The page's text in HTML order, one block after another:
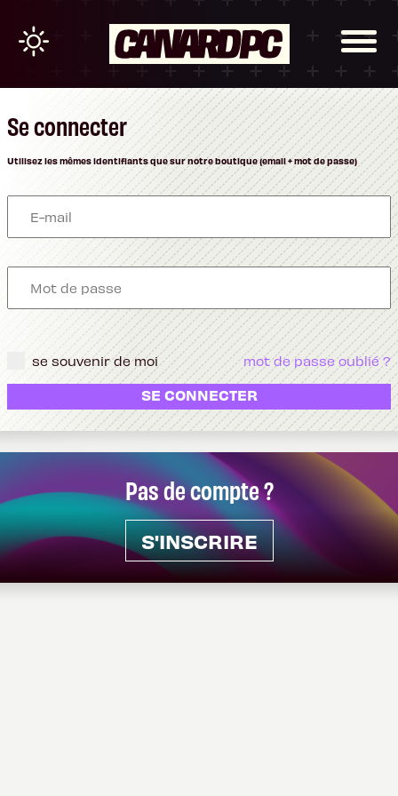
Pas de compte ?
S'INSCRIRE
Se connecter
Utilisez les mêmes identifiants que sur notre boutique (email + mot de passe)
se souvenir de moi mot de passe oublié ?
SE CONNECTER